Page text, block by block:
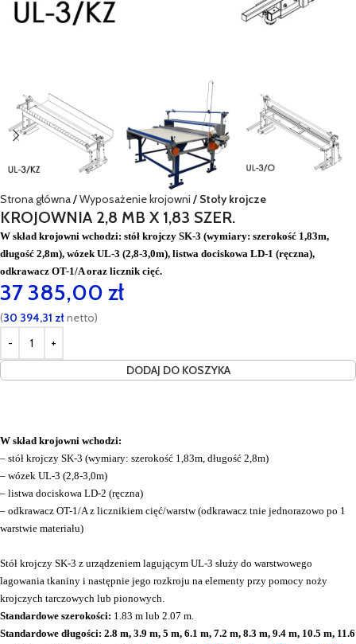
Strona główna Wyposażenie krojowni Stoły krojcze
KROJOWNIA 2,8 MB X 1,83 SZER.
W skład krojowni wchodzi: stół krojczy SK-3 (wymiary: szerokość 1,83m,
długość 2,8m), wózek UL-3 (2,8-3,0m), listwa dociskowa LD-1 (ręczna),
odkrawacz OT-1/A oraz licznik cięć.
37 385,00 zł
(30 394,31 złnetto)
DODAJ DO KOSZYKA
W skład krojowni wchodzi:
– stół krojczy SK-3 (wymiary: szerokość 1,83m, długość 2,8m)
– wózek UL-3 (2,8-3,0m)
– listwa dociskowa LD-2 (ręczna)
– odkrawacz OT-1/A z licznikiem cięć/warstw (odkrawacz tnie jednorazowo po 1
warstwie materiału)
Stół krojczy SK-3 z urządzeniem lagującym UL-3 służy do warstwowego
lagowania tkaniny i następnie jego rozkroju na elementy przy pomocy noży
krojczych tarczowych lub pionowych.
Standardowe szerokości: 1.83 m lub 2.07 m.
Standardowe długości: 2.8 m, 3.9 m, 5 m, 6.1 m, 7.2 m, 8.3 m, 9.4 m, 10.5 m, 11.6